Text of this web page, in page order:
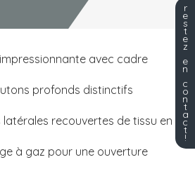
avec cadre
profonds distinctifs
recouvertes de tissu en
à gaz pour une ouverture
r
e
s
t
e
z
e
n
c
o
n
t
a
c
t
!